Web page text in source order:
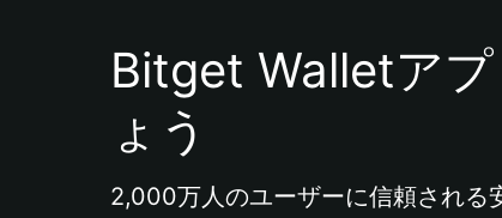
Bitget Walletア
ょう
2,000万人のユーザーに信頼される